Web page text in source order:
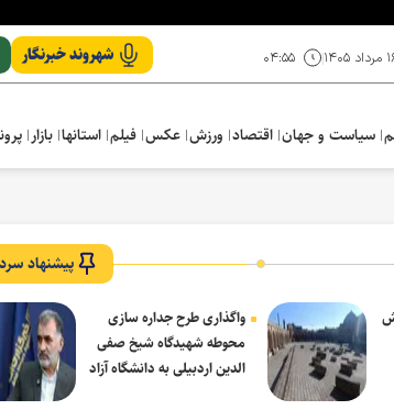
۱۴۰۵ ۰۴:۵۵ شهروند خبرنگار
سیاست و جهان اقتصاد ورزش عکس فیلم استانها بازار
پیشنهاد
واگذاری طرح جداره سازی
محوطه شهیدگاه شیخ صفی
الدین اردبیلی به دانشگاه آزاد